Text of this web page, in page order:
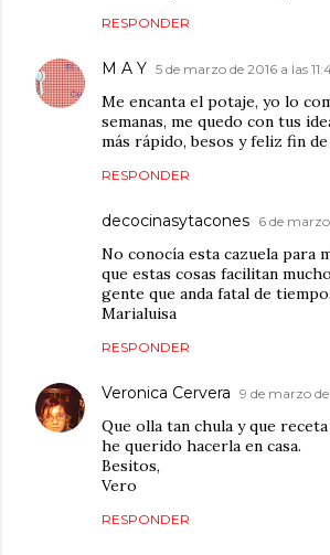
RESPONDER
M A Y 5 de marzo de 2016 a las
Me encanta el potaje, yo lo
semanas, me quedo con tus
más rápido, besos y feliz fin de
RESPONDER
decocinasytacones 6 de marzo
No conocía esta cazuela para
que estas cosas facilitan
gente que anda fatal de
Marialuisa
RESPONDER
Veronica Cervera 9 de marzo de
Que olla tan chula y que
he querido hacerla en casa.
Besitos,
Vero
RESPONDER